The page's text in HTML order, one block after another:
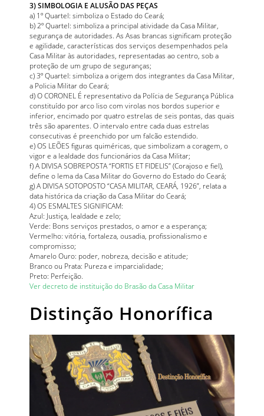
3) SIMBOLOGIA E ALUSÃO DAS PEÇAS
a) 1º Quartel: simboliza o Estado do Ceará;
b) 2º Quartel: simboliza a principal atividade da Casa Militar,
segurança de autoridades. As Asas brancas significam proteção
e agilidade, características dos serviços desempenhados pela
Casa Militar às autoridades, representadas ao centro, sob a
proteção de um grupo de seguranças;
c) 3º Quartel: simboliza a origem dos integrantes da Casa Militar,
a Policia Militar do Ceará;
d) O CORONEL É representativo da Polícia de Segurança Pública
constituído por arco liso com virolas nos bordos superior e
inferior, encimado por quatro estrelas de seis pontas, das quais
três são aparentes. O intervalo entre cada duas estrelas
consecutivas é preenchido por um falcão estendido.
e) OS LEÕES figuras quiméricas, que simbolizam a coragem, o
vigor e a lealdade dos funcionários da Casa Militar;
f) A DIVISA SOBREPOSTA “FORTIS ET FIDELIS” (Corajoso e fiel),
define o lema da Casa Militar do Governo do Estado do Ceará;
g) A DIVISA SOTOPOSTO “CASA MILITAR, CEARÁ, 1926”, relata a
data histórica da criação da Casa Militar do Ceará;
4) OS ESMALTES SIGNIFICAM:
Azul: Justiça, lealdade e zelo;
Verde: Bons serviços prestados, o amor e a esperança;
Vermelho: vitória, fortaleza, ousadia, profissionalismo e
compromisso;
Amarelo Ouro: poder, nobreza, decisão e atitude;
Branco ou Prata: Pureza e imparcialidade;
Preto: Perfeição.
Ver decreto de instituição do Brasão da Casa Militar
Distinção Honorífica